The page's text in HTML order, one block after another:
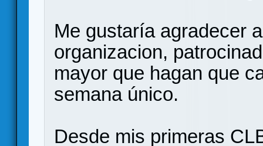
Me gustaría agradecer
organizacion,
mayor que hagan que
semana único.
Desde mis primeras